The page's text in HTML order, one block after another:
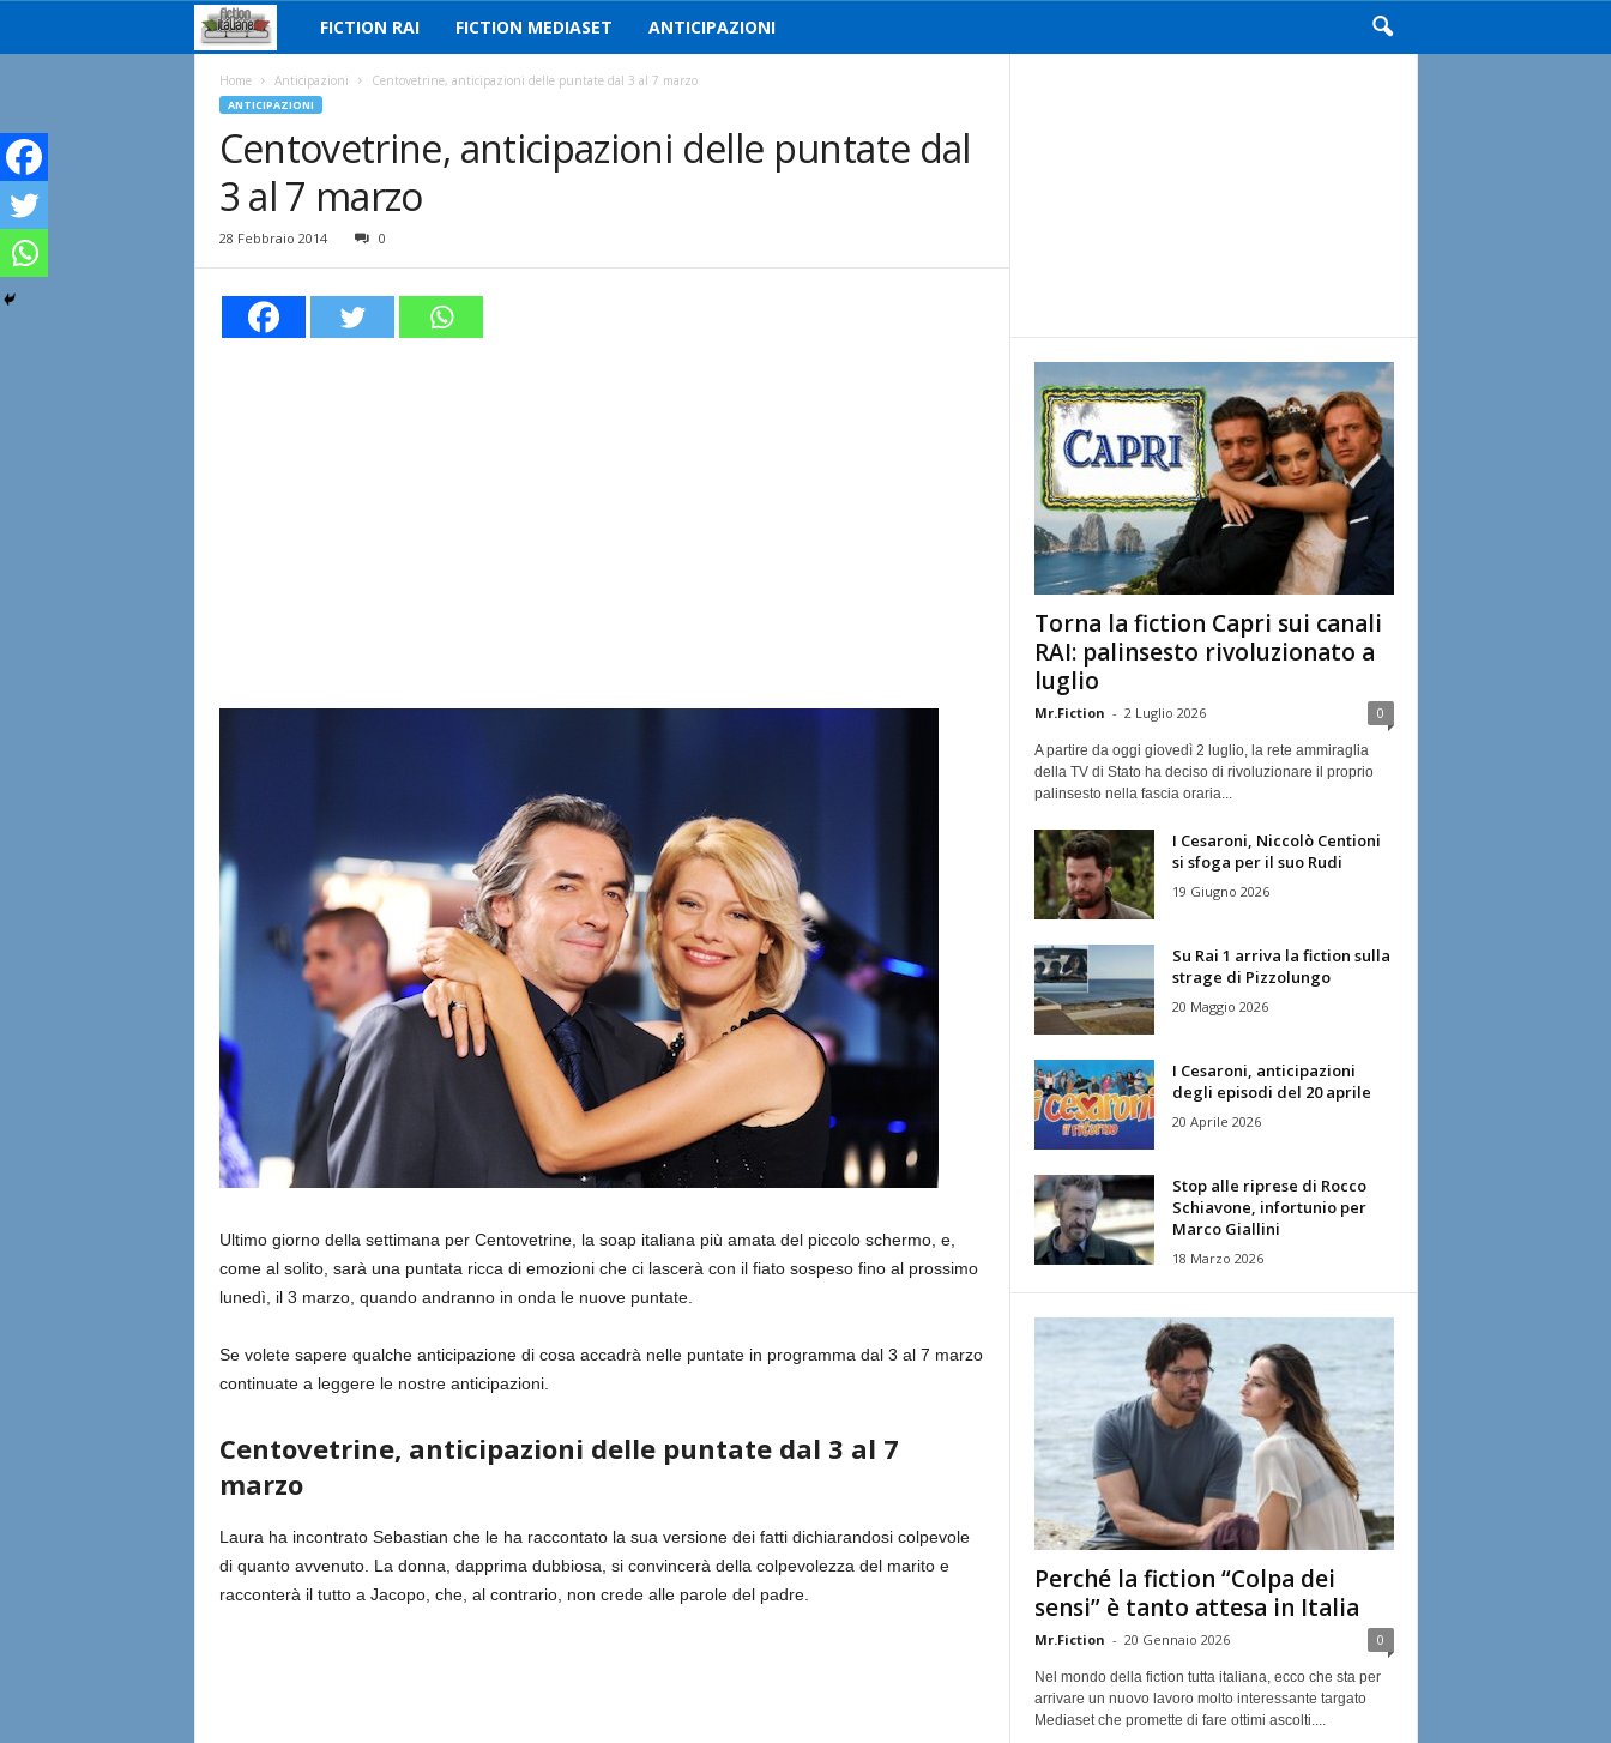
i
t
i
n
n
FICTION RAI FICTION MEDIASET ANTICIPAZIONI
Home Anticipazioni Centovetrine, anticipazioni delle puntate dal 3 al 7 marzo
ANTICIPAZIONI
Centovetrine, anticipazioni delle puntate dal
3 al 7 marzo
28 Febbraio 2014 0
Ultimo giorno della settimana per Centovetrine, la soap italiana più amata del piccolo schermo, e,
come al solito, sarà una puntata ricca di emozioni che ci lascerà con il fiato sospeso fino al prossimo
lunedì, il 3 marzo, quando andranno in onda le nuove puntate.
Se volete sapere qualche anticipazione di cosa accadrà nelle puntate in programma dal 3 al 7 marzo
continuate a leggere le nostre anticipazioni.
Centovetrine, anticipazioni delle puntate dal 3 al 7
marzo
Laura ha incontrato Sebastian che le ha raccontato la sua versione dei fatti dichiarandosi colpevole
di quanto avvenuto. La donna, dapprima dubbiosa, si convincerà della colpevolezza del marito e
racconterà il tutto a Jacopo, che, al contrario, non crede alle parole del padre.
Torna la fiction Capri sui canali
RAI: palinsesto rivoluzionato a
luglio
Mr.Fiction - 2 Luglio 2026 0
A partire da oggi giovedì 2 luglio, la rete ammiraglia
della TV di Stato ha deciso di rivoluzionare il proprio
palinsesto nella fascia oraria...
I Cesaroni, Niccolò Centioni
si sfoga per il suo Rudi
19 Giugno 2026
Su Rai 1 arriva la fiction sulla
strage di Pizzolungo
20 Maggio 2026
I Cesaroni, anticipazioni
degli episodi del 20 aprile
20 Aprile 2026
Stop alle riprese di Rocco
Schiavone, infortunio per
Marco Giallini
18 Marzo 2026
Perché la fiction “Colpa dei
sensi” è tanto attesa in Italia
Mr.Fiction - 20 Gennaio 2026 0
Nel mondo della fiction tutta italiana, ecco che sta per
arrivare un nuovo lavoro molto interessante targato
Mediaset che promette di fare ottimi ascolti....